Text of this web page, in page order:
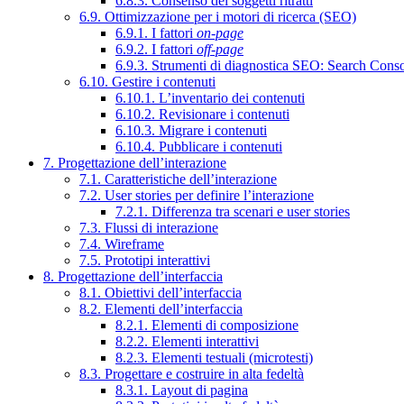
6.9. Ottimizzazione per i motori di ricerca (SEO)
6.9.1. I fattori on-page
6.9.2. I fattori off-page
6.9.3. Strumenti di diagnostica SEO: Search
6.10. Gestire i contenuti
6.10.1. L’inventario dei contenuti
6.10.2. Revisionare i contenuti
6.10.3. Migrare i contenuti
6.10.4. Pubblicare i contenuti
7. Progettazione dell’interazione
7.1. Caratteristiche dell’interazione
7.2. User stories per definire l’interazione
7.2.1. Differenza tra scenari e user stories
7.3. Flussi di interazione
7.4. Wireframe
7.5. Prototipi interattivi
8. Progettazione dell’interfaccia
8.1. Obiettivi dell’interfaccia
8.2. Elementi dell’interfaccia
8.2.1. Elementi di composizione
8.2.2. Elementi interattivi
8.2.3. Elementi testuali (microtesti)
8.3. Progettare e costruire in alta fedeltà
8.3.1. Layout di pagina